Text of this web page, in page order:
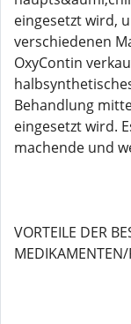
eingesetzt wird,
verschiedenen
OxyContin
Behandlung
eingesetzt wird.
machende und
VORTEILE DER